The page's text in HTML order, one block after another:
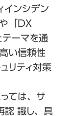
インシデン
「DX
ーマを通
い信頼性
リティ対策
ては、サ
認 識し、具